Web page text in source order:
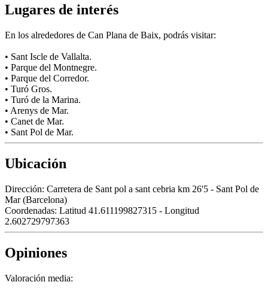
Lugares de interés
En los alrededores de Can Plana de Baix, podrás visitar:
• Sant Iscle de Vallalta.
• Parque del Montnegre.
• Parque del Corredor.
• Turó Gros.
• Turó de la Marina.
• Arenys de Mar.
• Canet de Mar.
• Sant Pol de Mar.
Ubicación
Dirección: Carretera de Sant pol a sant cebria km 26'5 - Sant Pol de
Mar (Barcelona)
Coordenadas: Latitud 41.611199827315 - Longitud
2.602729797363
Opiniones
Valoración media: